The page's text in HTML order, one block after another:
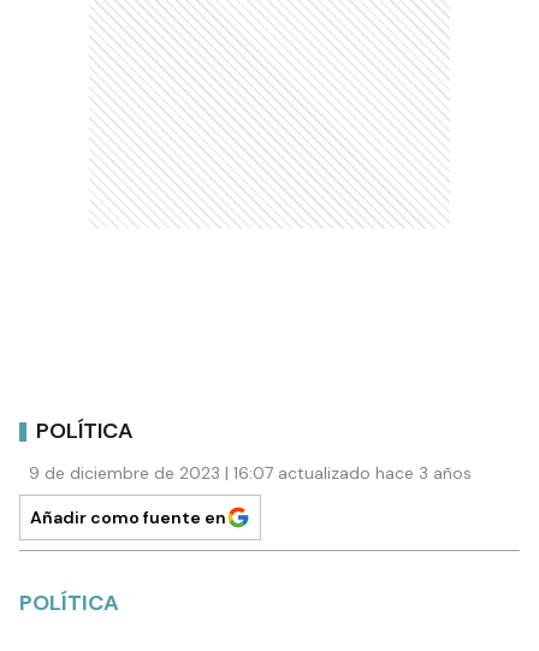
POLÍTICA
9 de diciembre de 2023 | 16:07 actualizado hace 3 años
Añadir como fuente en
POLÍTICA